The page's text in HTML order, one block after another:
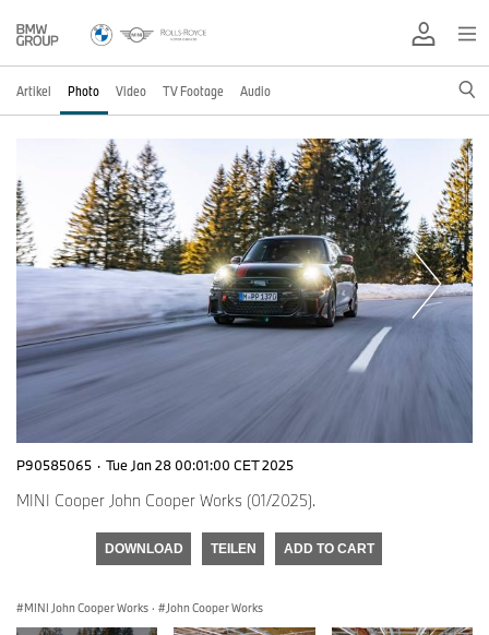
Artikel Photo Video TV Footage Audio
P90585065 · Tue Jan 28 00:01:00 CET 2025
MINI Cooper John Cooper Works (01/2025).
DOWNLOAD TEILEN ADD TO CART
MINI John Cooper Works · John Cooper Works